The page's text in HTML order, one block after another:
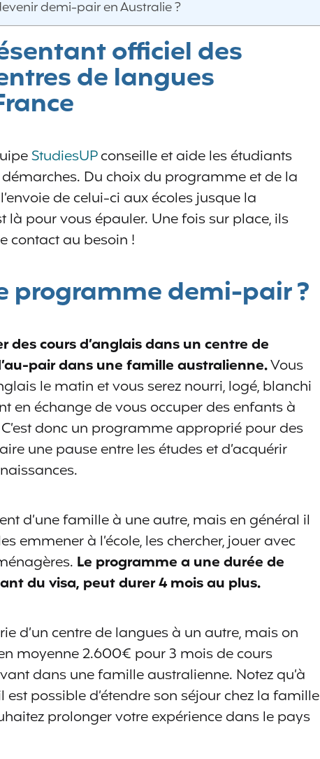
demi-pair en Australie ?
officiel des
de langues
StudiesUPconseille et aide les étudiants
Du choix du programme et de la
de celui-ci aux écoles jusque la
là pour vous épauler. Une fois sur place, ils
contact au besoin !
programme demi-pair ?
des cours d’anglais dans un centre de
pair dans une famille australienne.Vous
le matin et vous serez nourri, logé, blanchi
en échange de vous occuper des enfants à
donc un programme approprié pour des
une pause entre les études et d’acquérir
d’une famille à une autre, mais en général il
emmener à l’école, les chercher, jouer avec
Le programme a une durée de
du visa, peut durer 4 mois au plus.
d’un centre de langues à un autre, mais on
moyenne 2.600€ pour 3 mois de cours
dans une famille australienne. Notez qu’à
est possible d’étendre son séjour chez la famille
prolonger votre expérience dans le pays